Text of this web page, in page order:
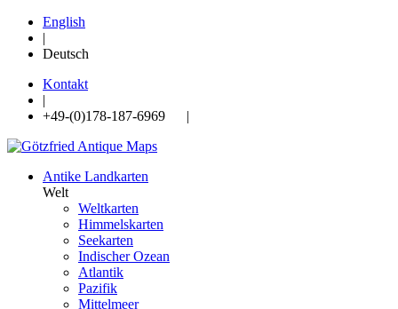
English
|
Deutsch
Kontakt
|
+49-(0)178-187-6969 |
Antike Landkarten
Welt
Weltkarten
Himmelskarten
Seekarten
Indischer Ozean
Atlantik
Pazifik
Mittelmeer